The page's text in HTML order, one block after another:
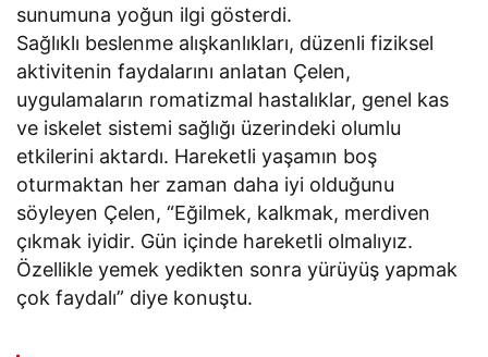
sunumuna yoğun ilgi gösterdi.
Sağlıklı beslenme alışkanlıkları, düzenli fiziksel
aktivitenin faydalarını anlatan Çelen,
uygulamaların romatizmal hastalıklar, genel kas
ve iskelet sistemi sağlığı üzerindeki olumlu
etkilerini aktardı. Hareketli yaşamın boş
oturmaktan her zaman daha iyi olduğunu
söyleyen Çelen, “Eğilmek, kalkmak, merdiven
çıkmak iyidir. Gün içinde hareketli olmalıyız.
Özellikle yemek yedikten sonra yürüyüş yapmak
çok faydalı” diye konuştu.